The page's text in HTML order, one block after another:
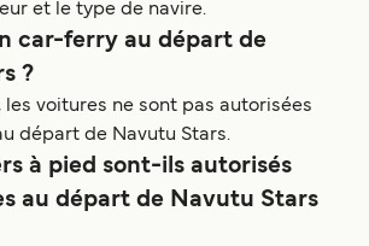
et le type de navire.
car-ferry au départ de
?
les voitures ne sont pas autorisées
départ de Navutu Stars.
à pied sont-ils autorisés
au départ de Navutu Stars